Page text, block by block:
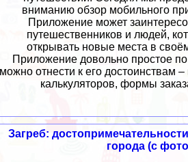
вниманию обзор мобильного
Приложение может
путешественников и людей,
открывать новые места в
Приложение довольно простое
можно отнести к его достоинствам
калькуляторов, формы
Загреб:
города (с